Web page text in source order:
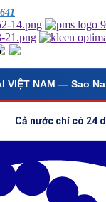
VIỆT NAM — Sao
Cả nước chỉ có 24